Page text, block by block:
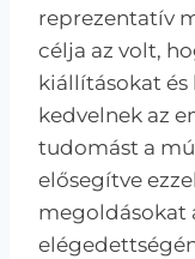
reprezentatív
célja az volt,
kiállításokat
kedvelnek az
tudomást a
elősegítve
megoldásokat